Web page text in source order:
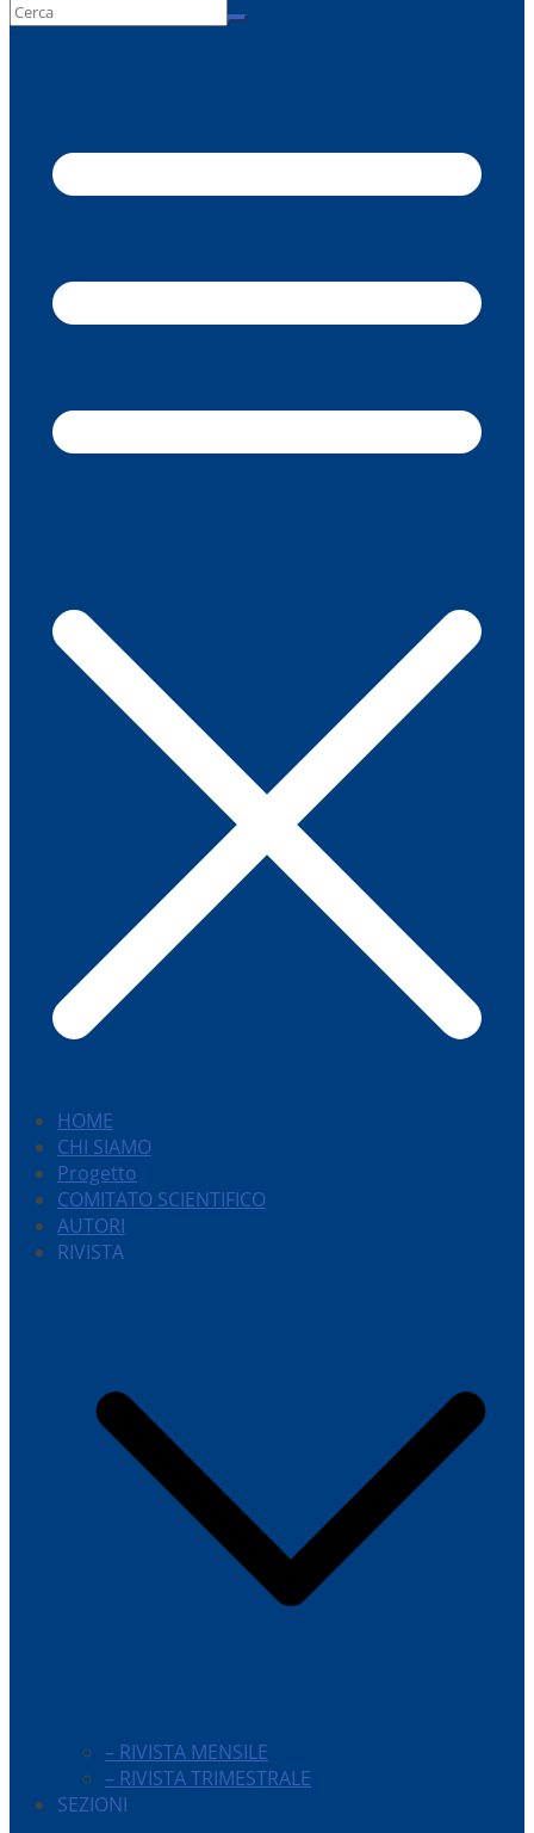
HOME
CHI SIAMO
Progetto
COMITATO SCIENTIFICO
AUTORI
RIVISTA
– RIVISTA MENSILE
– RIVISTA TRIMESTRALE
SEZIONI